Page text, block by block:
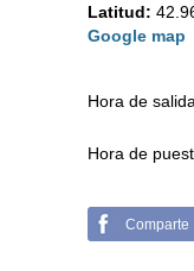
Latitud:
Google map
Hora de
Hora de
Comparte